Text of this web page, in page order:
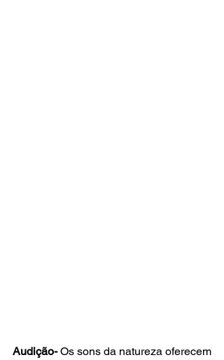
Audição- Os sons da natureza oferecem